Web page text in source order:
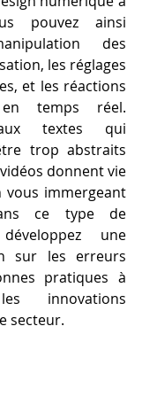
pouvez ainsi
des
les réglages
et les réactions
temps réel.
textes qui
trop abstraits
donnent vie
vous immergeant
ce type de
une
sur les erreurs
pratiques à
innovations
secteur.